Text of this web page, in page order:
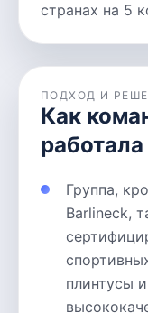
странах на 5
ПОДХОД И
Как
Группа,
Barlineck,
плинтусы